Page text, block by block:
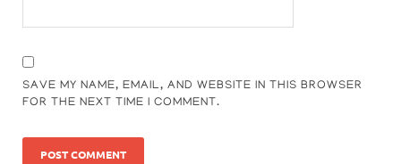
SAVE MY NAME, EMAIL, AND WEBSITE IN THIS BROWSER
FOR THE NEXT TIME I COMMENT.